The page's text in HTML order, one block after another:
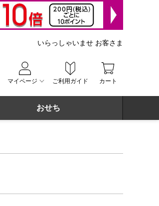
マイページ ご利用ガイド カート
いらっしゃいませ お客さま
おせち